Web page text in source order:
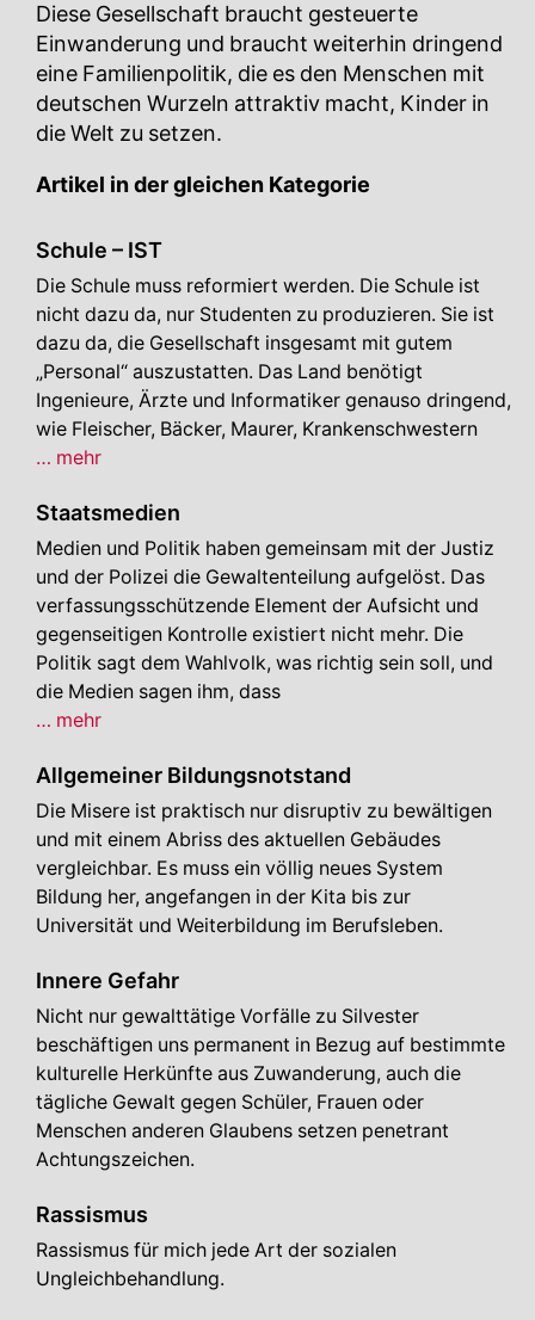
Diese Gesellschaft braucht gesteuerte
Einwanderung und braucht weiterhin dringend
eine Familienpolitik, die es den Menschen mit
deutschen Wurzeln attraktiv macht, Kinder in
die Welt zu setzen.
Artikel in der gleichen Kategorie
Schule – IST
Die Schule muss reformiert werden. Die Schule ist
nicht dazu da, nur Studenten zu produzieren. Sie ist
dazu da, die Gesellschaft insgesamt mit gutem
„Personal“ auszustatten. Das Land benötigt
Ingenieure, Ärzte und Informatiker genauso dringend,
wie Fleischer, Bäcker, Maurer, Krankenschwestern
… mehrSchule
IST
Staatsmedien
Medien und Politik haben gemeinsam mit der Justiz
und der Polizei die Gewaltenteilung aufgelöst. Das
verfassungsschützende Element der Aufsicht und
gegenseitigen Kontrolle existiert nicht mehr. Die
Politik sagt dem Wahlvolk, was richtig sein soll, und
die Medien sagen ihm, dass
… mehrStaatsmedien
Allgemeiner Bildungsnotstand
Die Misere ist praktisch nur disruptiv zu bewältigen
und mit einem Abriss des aktuellen Gebäudes
vergleichbar. Es muss ein völlig neues System
Bildung her, angefangen in der Kita bis zur
Universität und Weiterbildung im Berufsleben.
Innere Gefahr
Nicht nur gewalttätige Vorfälle zu Silvester
beschäftigen uns permanent in Bezug auf bestimmte
kulturelle Herkünfte aus Zuwanderung, auch die
tägliche Gewalt gegen Schüler, Frauen oder
Menschen anderen Glaubens setzen penetrant
Achtungszeichen.
Rassismus
Rassismus für mich jede Art der sozialen
Ungleichbehandlung.